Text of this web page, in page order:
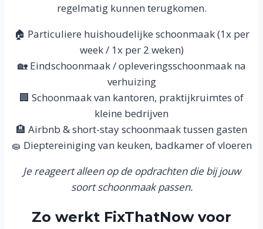
regelmatig kunnen terugkomen.
🏠 Particuliere huishoudelijke schoonmaak (1x per
week / 1x per 2 weken)
🏡 Eindschoonmaak / opleveringsschoonmaak na
verhuizing
🏢 Schoonmaak van kantoren, praktijkruimtes of
kleine bedrijven
🏨 Airbnb & short-stay schoonmaak tussen gasten
🧽 Dieptereiniging van keuken, badkamer of vloeren
Je reageert alleen op de opdrachten die bij jouw
soort schoonmaak passen.
Zo werkt FixThatNow voor